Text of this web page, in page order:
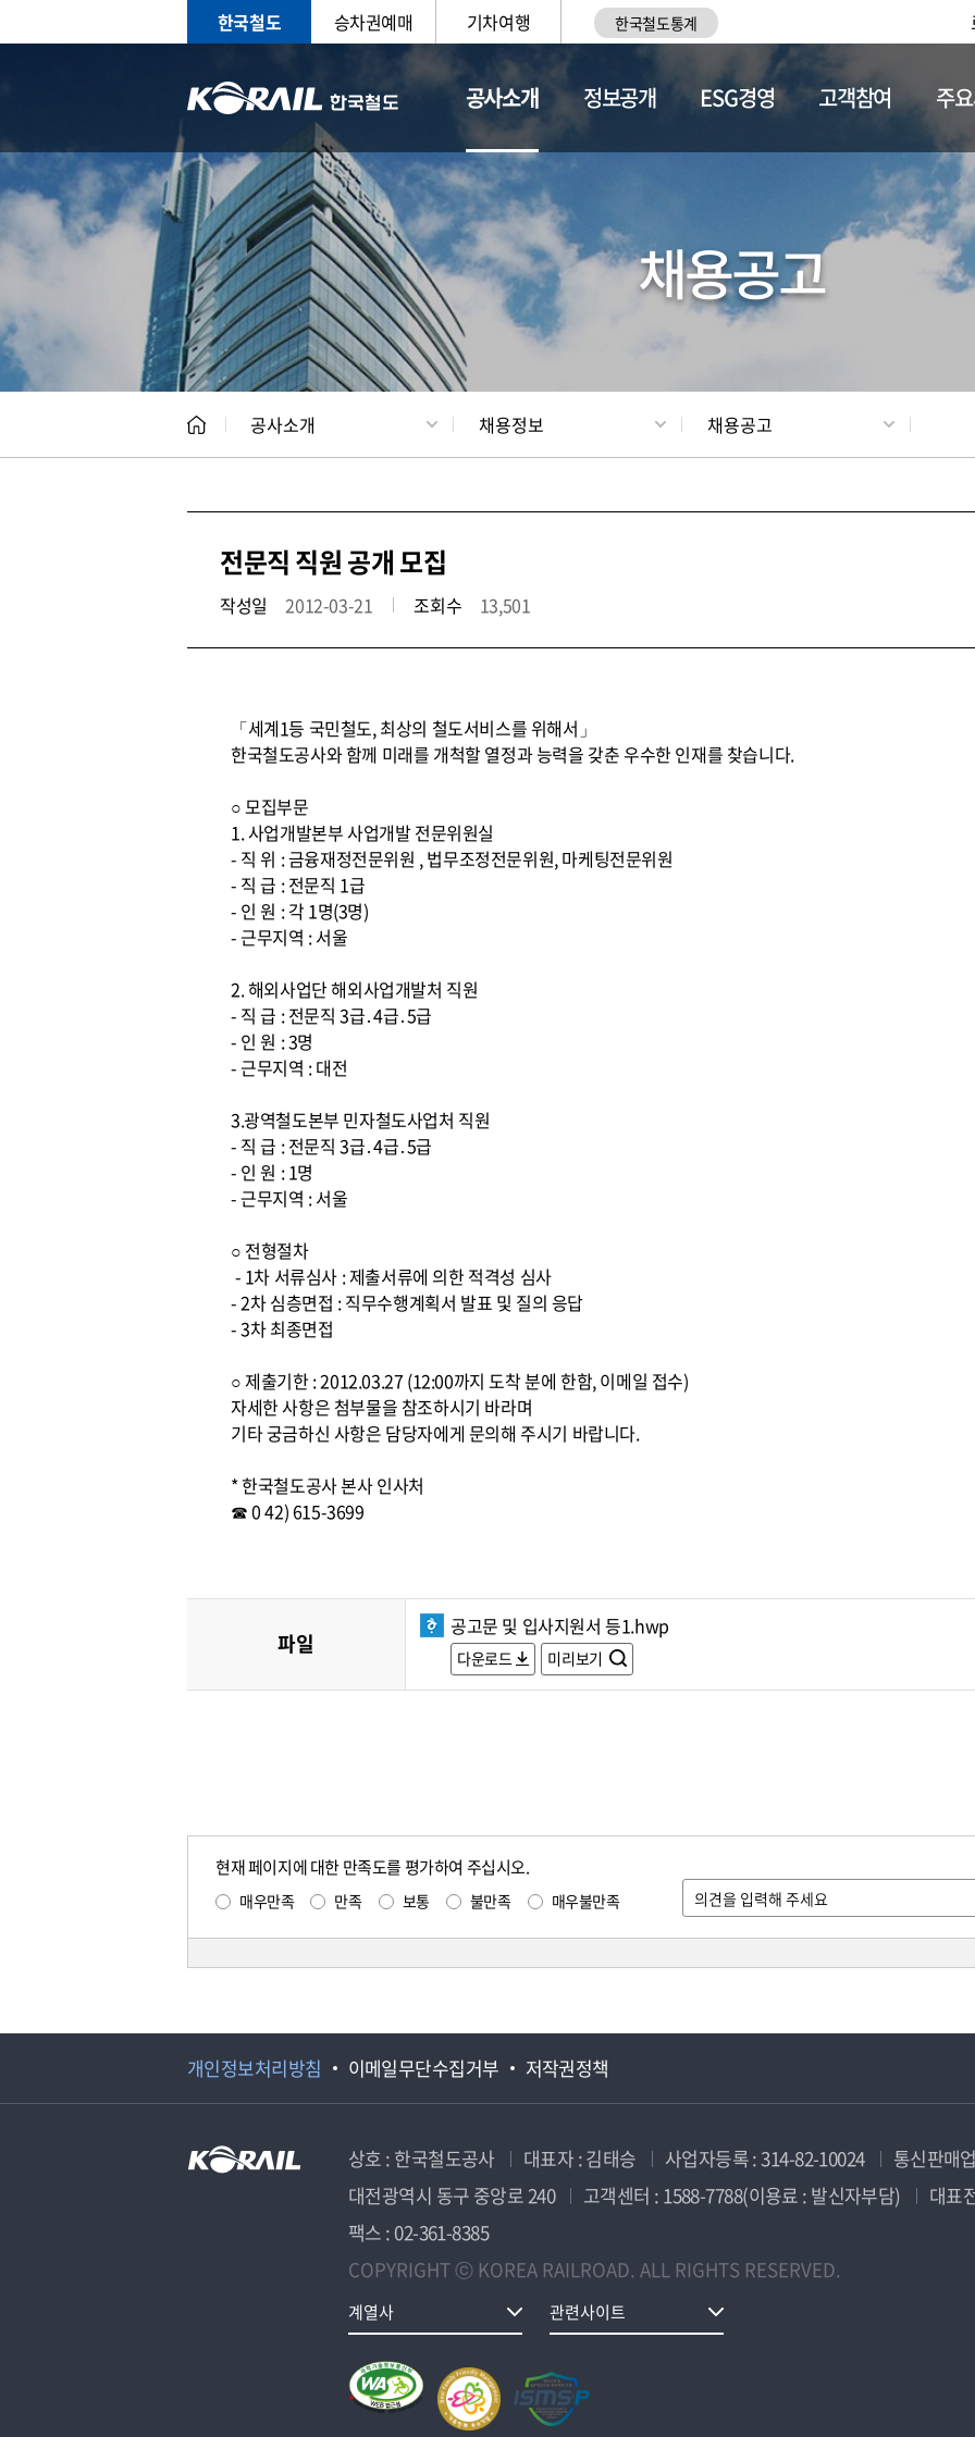
한국철도 승차권예매 기차여행 한국철도통계
공사소개
CEO 일반현황 채용정보
정보공개 ESG경영 고객참여 주
채용공고
공사소개 채용정보 채용공고
전문직 직원 공개 모집
작성일 2012-03-21 조회수 13,501
「세계1등 국민철도, 최상의 철도서비스를 위해서」
한국철도공사와 함께 미래를 개척할 열정과 능력을 갖춘 우수한 인재를 찾습니다.
○ 모집부문
1. 사업개발본부 사업개발 전문위원실
- 직 위 : 금융재정전문위원 , 법무조정전문위원, 마케팅전문위원
- 직 급 : 전문직 1급
- 인 원 : 각 1명(3명)
- 근무지역 : 서울
2. 해외사업단 해외사업개발처 직원
- 직 급 : 전문직 3급․4급․5급
- 인 원 : 3명
- 근무지역 : 대전
3.광역철도본부 민자철도사업처 직원
- 직 급 : 전문직 3급․4급․5급
- 인 원 : 1명
- 근무지역 : 서울
○ 전형절차
- 1차 서류심사 : 제출서류에 의한 적격성 심사
- 2차 심층면접 : 직무수행계획서 발표 및 질의 응답
- 3차 최종면접
○ 제출기한 : 2012.03.27 (12:00까지 도착 분에 한함, 이메일 접수)
자세한 사항은 첨부물을 참조하시기 바라며
기타 궁금하신 사항은 담당자에게 문의해 주시기 바랍니다.
* 한국철도공사 본사 인사처
☎ 0 42) 615-3699
파일
공고문 및 입사지원서 등1.hwp
다운로드 미리보기
현재 페이지에 대한 만족도를 평가하여 주십시오.
매우만족 만족 보통 불만족 매우불만족
개인정보처리방침 이메일무단수집거부 저작권정책
상호 : 한국철도공사 대표자 : 김태승 사업자등록 : 314-82-10024
통신판매
대전광역시 동구 중앙로 240
고객센터 : 1588-7788(이용료 : 발신자부담)
대표
팩스 : 02-361-8385
COPYRIGHT ⓒ KOREA RAILROAD. ALL RIGHTS RESERVED.
계열사 관련사이트